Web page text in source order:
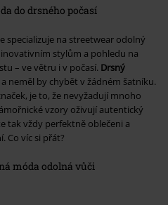
do drsného počasí
specializuje na streetwear odolný
stylům a pohledu na
– ve větru i v počasí. Drsný
a neměl by chybět v žádném šatníku.
je to, že nevyžadují mnoho
vzory oživují autentický
tak vždy perfektně oblečeni a
Co víc si přát?
móda odolná vůči